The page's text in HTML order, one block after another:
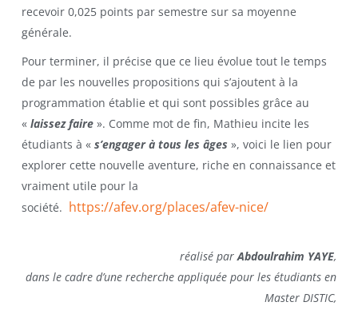
recevoir 0,025 points par semestre sur sa moyenne
générale.
Pour terminer, il précise que ce lieu évolue tout le temps
de par les nouvelles propositions qui s’ajoutent à la
programmation établie et qui sont possibles grâce au
« laissez faire ». Comme mot de fin, Mathieu incite les
étudiants à « s’engager à tous les âges », voici le lien pour
explorer cette nouvelle aventure, riche en connaissance et
vraiment utile pour la
société. https://afev.org/places/afev-nice/
réalisé parAbdoulrahim YAYE,
dans le cadre d’une recherche appliquée pour les étudiants en
Master DISTIC,